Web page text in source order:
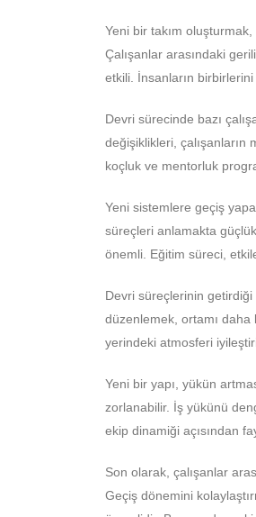
Yeni bir takım oluşturmak,
Çalışanlar arasındaki
etkili. İnsanların birbirlerini
Devri sürecinde bazı
değişiklikleri, çalışanların
koçluk ve mentorluk
Yeni sistemlere geçiş
süreçleri anlamakta
önemli. Eğitim süreci,
Devri süreçlerinin getirdiği
düzenlemek, ortamı daha
yerindeki atmosferi
Yeni bir yapı, yükün
zorlanabilir. İş yükünü
ekip dinamiği açısından
Son olarak, çalışanlar
Geçiş dönemini